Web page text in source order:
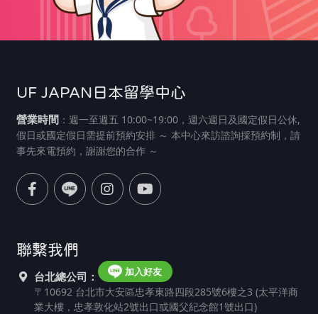
UF JAPAN日本留學中心
營業時間：週一至週五 10:00~19:00，週六週日及國定假日公休,
假日或國定假日需提前預約安排 ～ 本中心來訪諮詢採預約制，請
事先來電預約，謝謝您的合作 ～
聯繫我們
台北總公司： 加入好友
〒10692 台北市大安區忠孝東路四段285號6樓之3 (太平洋商
業大樓，忠孝敦化站2號出口或國父紀念館1號出口)